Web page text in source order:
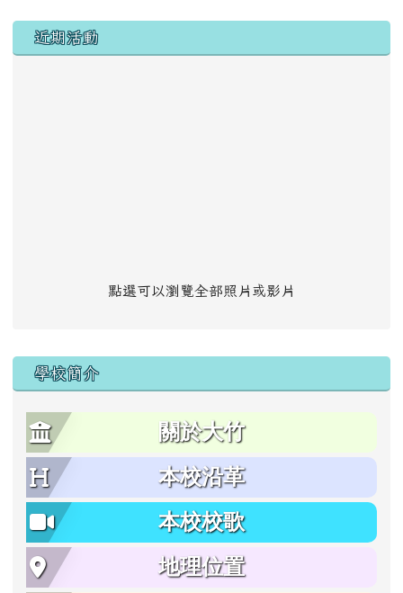
左邊區域內容
近期活動
點選可以瀏覽全部照片或影片
學校簡介
關於大竹
本校沿革
本校校歌
地理位置